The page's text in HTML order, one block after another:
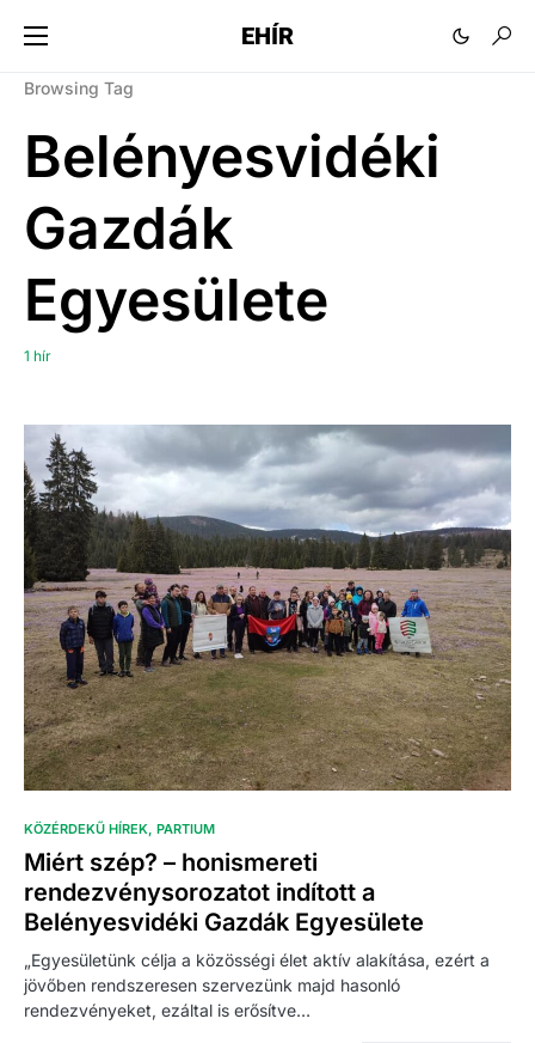
EHÍR
Browsing Tag
Belényesvidéki
Gazdák
Egyesülete
1 hír
KÖZÉRDEKŰ HÍREK PARTIUM
Miért szép? – honismereti
rendezvénysorozatot indított a
Belényesvidéki Gazdák Egyesülete
„Egyesületünk célja a közösségi élet aktív alakítása, ezért a
jövőben rendszeresen szervezünk majd hasonló
rendezvényeket, ezáltal is erősítve…